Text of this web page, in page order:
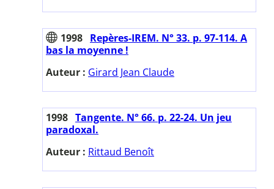
1998 Repères-IREM. N° 33. p. 97-114. A
bas la moyenne !
Auteur : Girard Jean Claude
1998 Tangente. N° 66. p. 22-24. Un jeu
paradoxal.
Auteur : Rittaud Benoît